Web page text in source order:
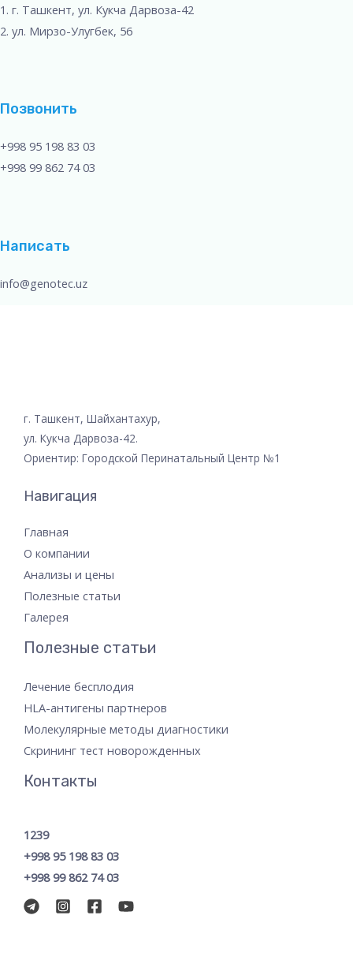
1. г. Ташкент, ул. Кукча Дарвоза-42
2. ул. Мирзо-Улугбек, 56
Позвонить
+998 95 198 83 03
+998 99 862 74 03
Написать
info@genotec.uz
г. Ташкент, Шайхантахур,
ул. Кукча Дарвоза-42.
Ориентир: Городской Перинатальный Центр №1
Навигация
Главная
О компании
Анализы и цены
Полезные статьи
Галерея
Полезные статьи
Лечение бесплодия
HLA-антигены партнеров
Молекулярные методы диагностики
Скрининг тест новорожденных
Контакты
1239
+998 95 198 83 03
+998 99 862 74 03